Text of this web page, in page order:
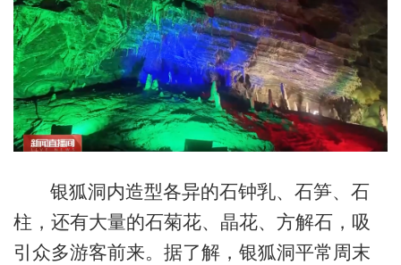
银狐洞内造型各异的石钟乳、石笋、石
柱，还有大量的石菊花、晶花、方解石，吸
引众多游客前来。据了解，银狐洞平常周末